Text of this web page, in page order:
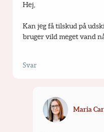
Hej,
Kan jeg få tilskud på
bruger vild meget vand
Svar
Maria